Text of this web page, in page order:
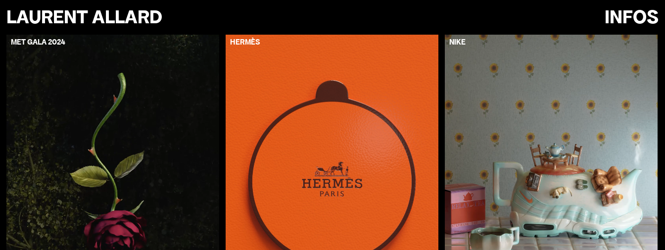
LAURENT ALLARD INFOS
MET GALA 2024 HERMÈS NIKE